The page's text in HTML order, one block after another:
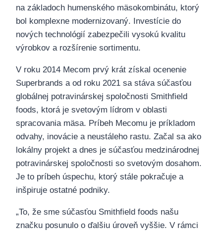
na základoch humenského mäsokombinátu, ktorý
bol komplexne modernizovaný. Investície do
nových technológií zabezpečili vysokú kvalitu
výrobkov a rozšírenie sortimentu.
V roku 2014 Mecom prvý krát získal ocenenie
Superbrands a od roku 2021 sa stáva súčasťou
globálnej potravinárskej spoločnosti Smithfield
foods, ktorá je svetovým lídrom v oblasti
spracovania mäsa. Príbeh Mecomu je príkladom
odvahy, inovácie a neustáleho rastu. Začal sa ako
lokálny projekt a dnes je súčasťou medzinárodnej
potravinárskej spoločnosti so svetovým dosahom.
Je to príbeh úspechu, ktorý stále pokračuje a
inšpiruje ostatné podniky.
„To, že sme súčasťou Smithfield foods našu
značku posunulo o ďalšiu úroveň vyššie. V rámci